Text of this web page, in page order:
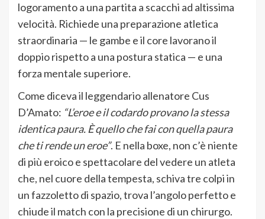
logoramento a una partita a scacchi ad altissima
velocità. Richiede una preparazione atletica
straordinaria — le gambe e il core lavorano il
doppio rispetto a una postura statica — e una
forza mentale superiore.
Come diceva il leggendario allenatore Cus
D’Amato: “L’eroe e il codardo provano la stessa
identica paura. È quello che fai con quella paura
che ti rende un eroe”. E nella boxe, non c’è niente
di più eroico e spettacolare del vedere un atleta
che, nel cuore della tempesta, schiva tre colpi in
un fazzoletto di spazio, trova l’angolo perfetto e
chiude il match con la precisione di un chirurgo.